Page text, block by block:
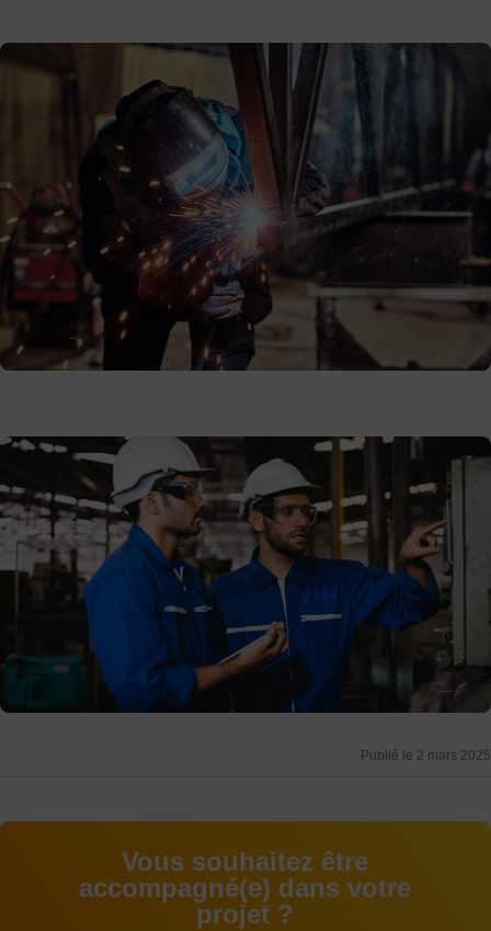
Publié le 2 mars 2025
Vous souhaitez être
accompagné(e) dans votre
projet ?